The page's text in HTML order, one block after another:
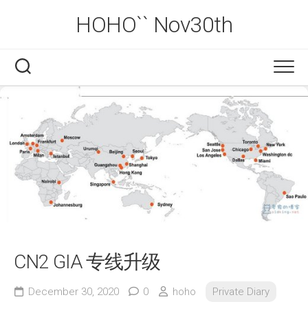
HOHO`` Nov30th
CN2 GIA 专线升级
December 30, 2020 0 hoho Private Diary